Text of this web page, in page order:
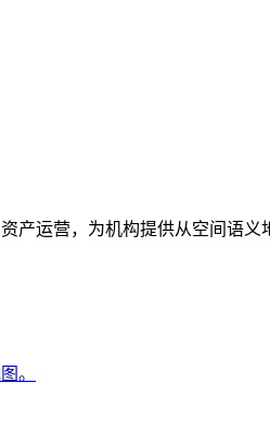
运营，为机构提供从空间语义
。